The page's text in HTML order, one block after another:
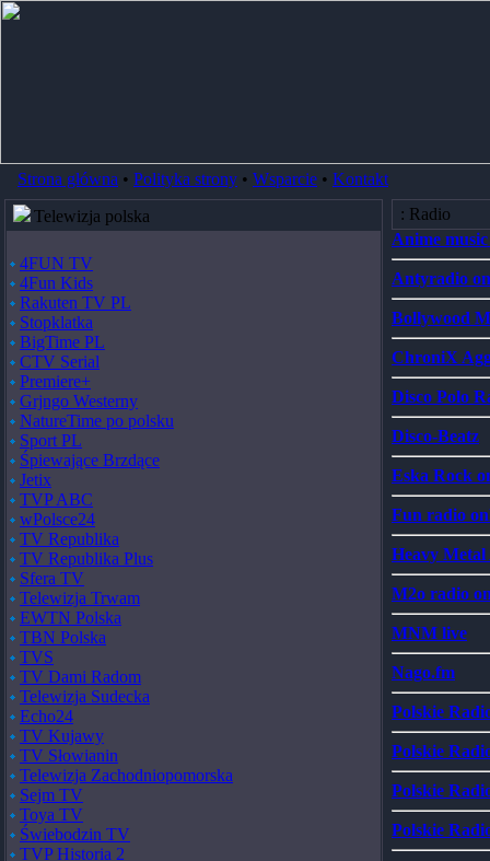
Strona główna • Polityka strony • Wsparcie • Kontakt
Telewizja polska
4FUN TV
4Fun Kids
Rakuten TV PL
Stopklatka
BigTime PL
CTV Serial
Premiere+
Grjngo Westerny
NatureTime po polsku
Sport PL
Śpiewające Brzdące
Jetix
TVP ABC
wPolsce24
TV Republika
TV Republika Plus
Sfera TV
Telewizja Trwam
EWTN Polska
TBN Polska
TVS
TV Dami Radom
Telewizja Sudecka
Echo24
TV Kujawy
TV Słowianin
Telewizja Zachodniopomorska
Sejm TV
Toya TV
Świebodzin TV
TVP Historia 2
: Radio
Anime
Antyradio
Bollywood
ChroniX
Disco Polo
Disco-Beatz
Eska Rock
Fun radio
Heavy
M2o radio
MNM live
Nago.fm
Polskie
Polskie
Polskie
Polskie